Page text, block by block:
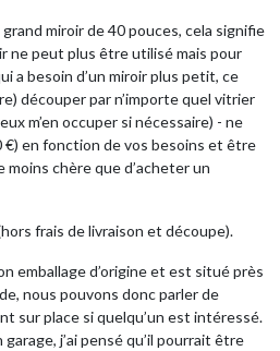
miroir de 40 pouces, cela signifie
ne peut plus être utilisé mais pour
a besoin d’un miroir plus petit, ce
découper par n’importe quel vitrier
m’en occuper si nécessaire) - ne
en fonction de vos besoins et être
chère que d’acheter un
frais de livraison et découpe).
emballage d’origine et est situé près
nous pouvons donc parler de
sur place si quelqu’un est intéressé.
j’ai pensé qu’il pourrait être